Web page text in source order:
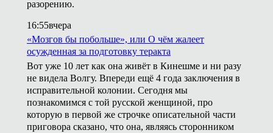
разорению.
16:55вчера
«Мозгов бы побольше», или О чём жалеет
осужденная за подготовку теракта
Вот уже 10 лет как она живёт в Кинешме и ни разу
не видела Волгу. Впереди ещё 4 года заключения в
исправительной колонии. Сегодня мы
познакомимся с той русской женщиной, про
которую в первой же строчке описательной части
приговора сказано, что она, являясь сторонником